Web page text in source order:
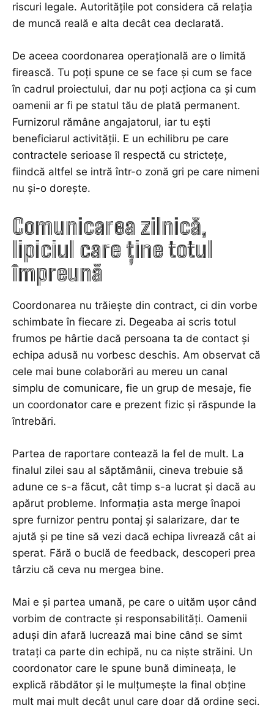
riscuri legale. Autoritățile pot considera că relația
de muncă reală e alta decât cea declarată.
De aceea coordonarea operațională are o limită
firească. Tu poți spune ce se face și cum se face
în cadrul proiectului, dar nu poți acționa ca și cum
oamenii ar fi pe statul tău de plată permanent.
Furnizorul rămâne angajatorul, iar tu ești
beneficiarul activității. E un echilibru pe care
contractele serioase îl respectă cu strictețe,
fiindcă altfel se intră într-o zonă gri pe care nimeni
nu și-o dorește.
Comunicarea zilnică,
lipiciul care ține totul
împreună
Coordonarea nu trăiește din contract, ci din vorbe
schimbate în fiecare zi. Degeaba ai scris totul
frumos pe hârtie dacă persoana ta de contact și
echipa adusă nu vorbesc deschis. Am observat că
cele mai bune colaborări au mereu un canal
simplu de comunicare, fie un grup de mesaje, fie
un coordonator care e prezent fizic și răspunde la
întrebări.
Partea de raportare contează la fel de mult. La
finalul zilei sau al săptămânii, cineva trebuie să
adune ce s-a făcut, cât timp s-a lucrat și dacă au
apărut probleme. Informația asta merge înapoi
spre furnizor pentru pontaj și salarizare, dar te
ajută și pe tine să vezi dacă echipa livrează cât ai
sperat. Fără o buclă de feedback, descoperi prea
târziu că ceva nu mergea bine.
Mai e și partea umană, pe care o uităm ușor când
vorbim de contracte și responsabilități. Oamenii
aduși din afară lucrează mai bine când se simt
tratați ca parte din echipă, nu ca niște străini. Un
coordonator care le spune bună dimineața, le
explică răbdător și le mulțumește la final obține
mult mai mult decât unul care doar dă ordine seci.